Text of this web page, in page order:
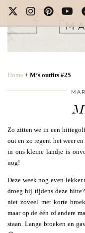
Home + M’s outfits #25
Zo zitten we in een
out en zo regent het weer
in ons kleine landje is
nog!
Deze week nog even
droeg hij tijdens deze
niet zoveel met korte
maar op de één of andere
staan. Lange broeken en